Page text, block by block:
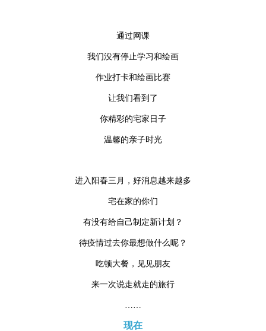
通过网课
我们没有停止学习和绘画
作业打卡和绘画比赛
让我们看到了
你精彩的宅家日子
温馨的亲子时光
进入阳春三月，好消息越来越多
宅在家的你们
有没有给自己制定新计划？
待疫情过去你最想做什么呢？
吃顿大餐，见见朋友
来一次说走就走的旅行
现在